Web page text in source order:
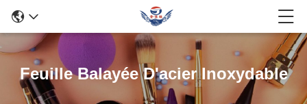
Feuille Balayée D'acier Inoxydable